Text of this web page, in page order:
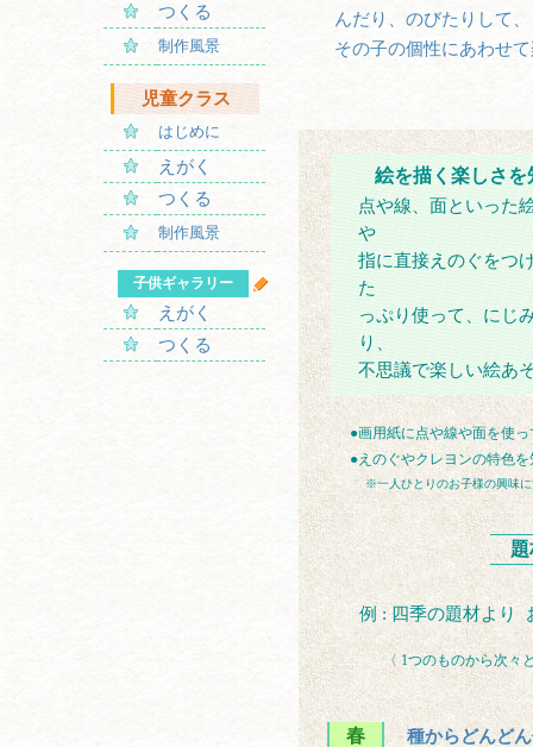
つくる
制作風景
児童クラス
はじめに
えがく
つくる
制作風景
子供ギャラリー
えがく
つくる
んだり、のびたりして
その子の個性にあわせ
絵を描く楽しさ
点や線、面といった
や
指に直接えのぐをつ
た
っぷり使って、にじ
り、
不思議で楽しい絵あ
●画用紙に点や線や面を使
●えのぐやクレヨンの特色
※一人ひとりのお子様の興味
例 : 四季の題材より
〈 1つのものから次々
春 種からどんど